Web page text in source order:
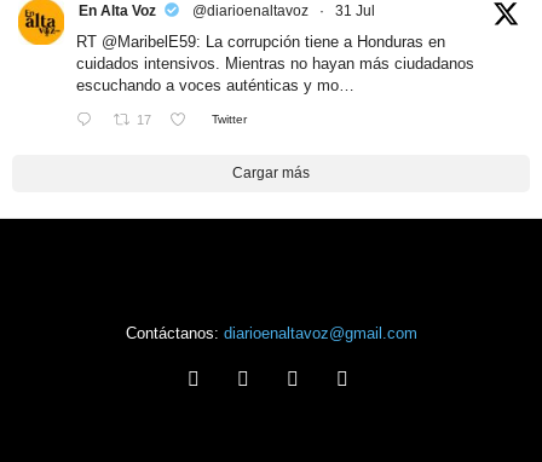
En Alta Voz @diarioenaltavoz · 31 Jul
RT @MaribelE59: La corrupción tiene a Honduras en
cuidados intensivos. Mientras no hayan más ciudadanos
escuchando a voces auténticas y mo…
17 Twitter
Cargar más
Contáctanos: diarioenaltavoz@gmail.com